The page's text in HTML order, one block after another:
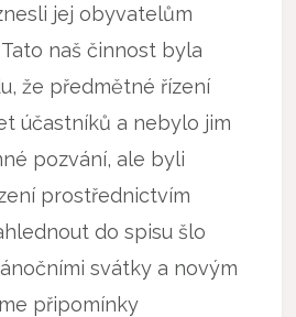
jej obyvatelům
naš činnost byla
že předmětné řízení
účastníků a nebylo jim
pozvání, ale byli
prostřednictvím
do spisu šlo
svátky a novým
připomínky